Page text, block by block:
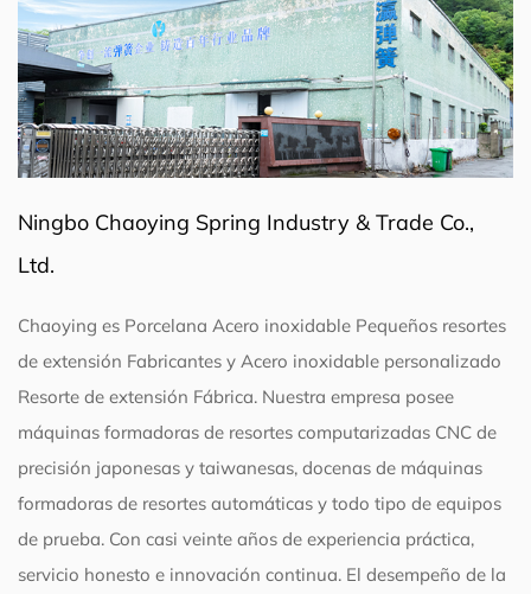
Ningbo Chaoying Spring Industry & Trade Co.,
Ltd.
Chaoying es Porcelana Acero inoxidable Pequeños resortes
de extensión Fabricantes y Acero inoxidable personalizado
Resorte de extensión Fábrica. Nuestra empresa posee
máquinas formadoras de resortes computarizadas CNC de
precisión japonesas y taiwanesas, docenas de máquinas
formadoras de resortes automáticas y todo tipo de equipos
de prueba. Con casi veinte años de experiencia práctica,
servicio honesto e innovación continua. El desempeño de la